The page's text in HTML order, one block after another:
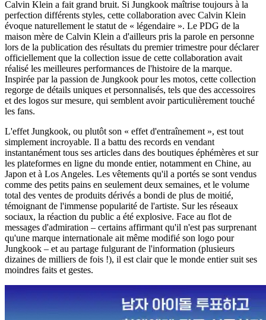
Calvin Klein a fait grand bruit. Si Jungkook maîtrise toujours à la
perfection différents styles, cette collaboration avec Calvin Klein
évoque naturellement le statut de « légendaire ». Le PDG de la
maison mère de Calvin Klein a d'ailleurs pris la parole en personne
lors de la publication des résultats du premier trimestre pour déclarer
officiellement que la collection issue de cette collaboration avait
réalisé les meilleures performances de l'histoire de la marque.
Inspirée par la passion de Jungkook pour les motos, cette collection
regorge de détails uniques et personnalisés, tels que des accessoires
et des logos sur mesure, qui semblent avoir particulièrement touché
les fans.
L'effet Jungkook, ou plutôt son « effet d'entraînement », est tout
simplement incroyable. Il a battu des records en vendant
instantanément tous ses articles dans des boutiques éphémères et sur
les plateformes en ligne du monde entier, notamment en Chine, au
Japon et à Los Angeles. Les vêtements qu'il a portés se sont vendus
comme des petits pains en seulement deux semaines, et le volume
total des ventes de produits dérivés a bondi de plus de moitié,
témoignant de l'immense popularité de l'artiste. Sur les réseaux
sociaux, la réaction du public a été explosive. Face au flot de
messages d'admiration – certains affirmant qu'il n'est pas surprenant
qu'une marque internationale ait même modifié son logo pour
Jungkook – et au partage fulgurant de l'information (plusieurs
dizaines de milliers de fois !), il est clair que le monde entier suit ses
moindres faits et gestes.